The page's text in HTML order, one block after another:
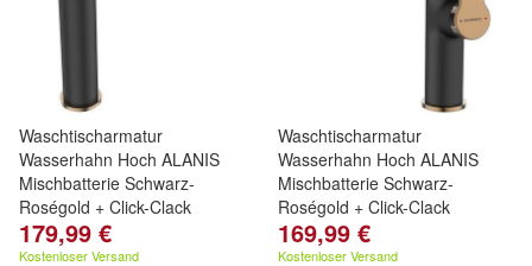
Waschtischarmatur
Wasserhahn Hoch ALANIS
Mischbatterie Schwarz-
Roségold + Click-Clack
179,99 €
Kostenloser Versand
Waschtischarmatur
Wasserhahn Hoch ALANIS
Mischbatterie Schwarz-
Roségold + Click-Clack
169,99 €
Kostenloser Versand